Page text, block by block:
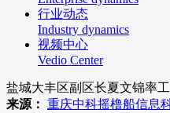
行业动态
Industry dynamics
视频中心
Vedio Center
盐城大丰区副区长夏文锦率
来源： 重庆中科摇橹船信息